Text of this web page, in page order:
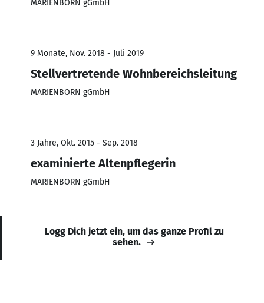
MARIENBORN gGmbH
9 Monate, Nov. 2018 - Juli 2019
Stellvertretende Wohnbereichsleitung
MARIENBORN gGmbH
3 Jahre, Okt. 2015 - Sep. 2018
examinierte Altenpflegerin
MARIENBORN gGmbH
Logg Dich jetzt ein, um das ganze Profil zu
sehen.